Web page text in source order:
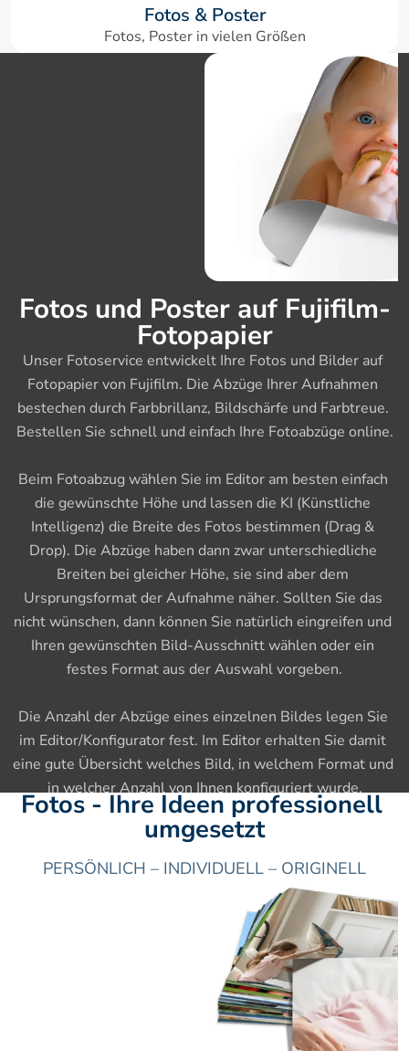
Fotos & Poster
Fotos, Poster in vielen Größen
Fotos und Poster auf Fujifilm-
Fotopapier
Unser Fotoservice entwickelt Ihre Fotos und Bilder auf
Fotopapier von Fujifilm. Die Abzüge Ihrer Aufnahmen
bestechen durch Farbbrillanz, Bildschärfe und Farbtreue.
Bestellen Sie schnell und einfach Ihre Fotoabzüge online.
Beim Fotoabzug wählen Sie im Editor am besten einfach
die gewünschte Höhe und lassen die KI (Künstliche
Intelligenz) die Breite des Fotos bestimmen (Drag &
Drop). Die Abzüge haben dann zwar unterschiedliche
Breiten bei gleicher Höhe, sie sind aber dem
Ursprungsformat der Aufnahme näher. Sollten Sie das
nicht wünschen, dann können Sie natürlich eingreifen und
Ihren gewünschten Bild-Ausschnitt wählen oder ein
festes Format aus der Auswahl vorgeben.
Die Anzahl der Abzüge eines einzelnen Bildes legen Sie
im Editor/Konfigurator fest. Im Editor erhalten Sie damit
eine gute Übersicht welches Bild, in welchem Format und
in welcher Anzahl von Ihnen konfiguriert wurde.
Fotos - Ihre Ideen professionell
umgesetzt
PERSÖNLICH – INDIVIDUELL – ORIGINELL